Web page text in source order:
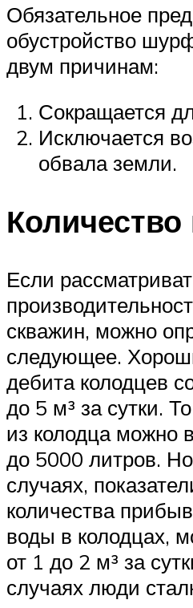
Обязательное
обустройство
двум причинам:
Сокращается
Исключается
обвала земли.
Если
скважин, можно
следующее.
дебита колодцев
до 5 м³ за сутки.
из колодца можно
до 5000 литров.
случаях,
количества
воды в колодцах,
от 1 до 2 м³ за
случаях люди